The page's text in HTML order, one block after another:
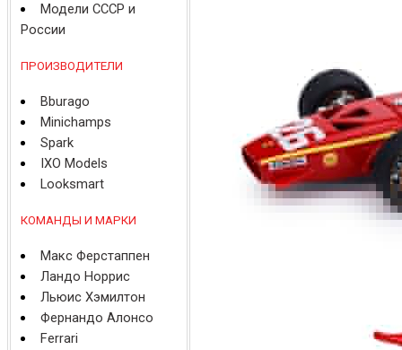
Модели СССР и
России
ПРОИЗВОДИТЕЛИ
Bburago
Minichamps
Spark
IXO Models
Looksmart
КОМАНДЫ И МАРКИ
Макс Ферстаппен
Ландо Норрис
Льюис Хэмилтон
Фернандо Алонсо
Ferrari